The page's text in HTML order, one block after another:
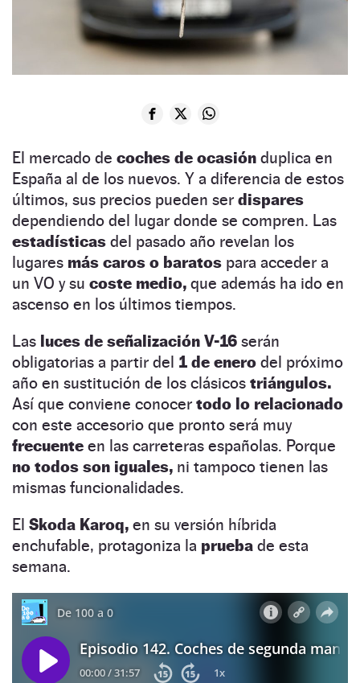
El mercado de coches de ocasión duplica en
España al de los nuevos. Y a diferencia de estos
últimos, sus precios pueden ser dispares
dependiendo del lugar donde se compren. Las
estadísticas del pasado año revelan los
lugares más caros o baratos para acceder a
un VO y su coste medio, que además ha ido en
ascenso en los últimos tiempos.
Las luces de señalización V-16 serán
obligatorias a partir del 1 de enero del próximo
año en sustitución de los clásicos triángulos.
Así que conviene conocer todo lo relacionado
con este accesorio que pronto será muy
frecuente en las carreteras españolas. Porque
no todos son iguales, ni tampoco tienen las
mismas funcionalidades.
El Skoda Karoq, en su versión híbrida
enchufable, protagoniza la prueba de esta
semana.